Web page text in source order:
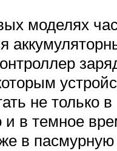
моделях
не только в
и в темное
в пасмурную